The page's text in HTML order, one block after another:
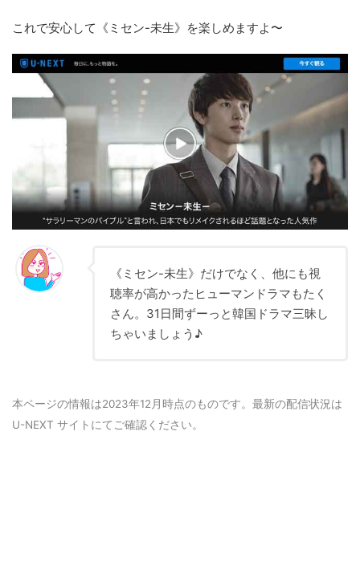
これで安心して《ミセン-未生》を楽しめますよ〜
《ミセン-未生》だけでなく、他にも視
聴率が高かったヒューマンドラマもたく
さん。31日間ずーっと韓国ドラマ三昧し
ちゃいましょう♪
本ページの情報は2023年12月時点のものです。最新の配信状況は
U-NEXT サイトにてご確認ください。